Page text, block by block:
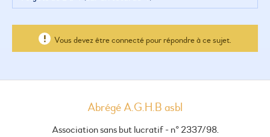
Vous devez être connecté pour répondre à ce sujet.
Abrégé A.G.H.B asbl
Association sans but lucratif - n° 2337/98.